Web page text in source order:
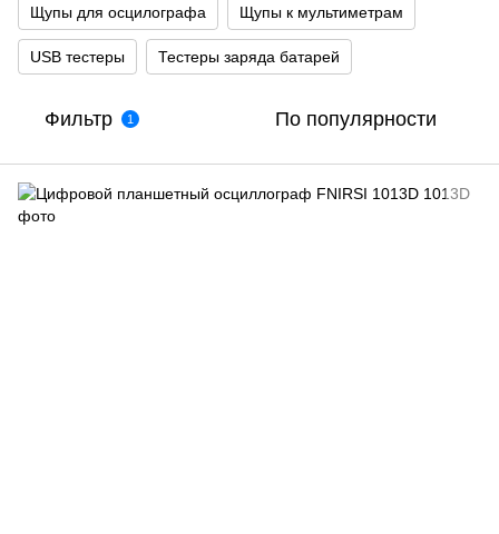
Щупы для осцилографа Щупы к мультиметрам
USB тестеры Тестеры заряда батарей
Фильтр 1 По популярности